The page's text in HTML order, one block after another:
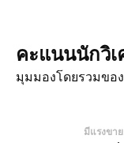
คะแนนนักวิเ
มุมมองโดยรวมขอ
มีแรงขาย